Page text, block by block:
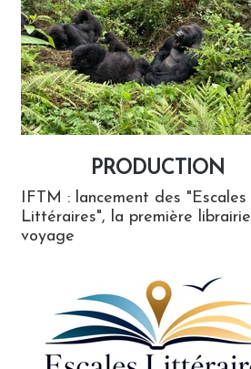
PRODUCTION
IFTM : lancement des "Escales
Littéraires", la première
voyage